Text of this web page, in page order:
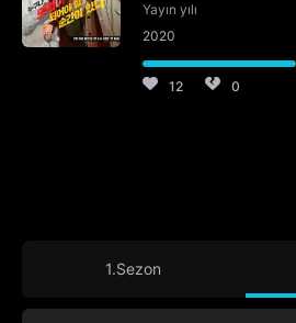
Yayın yılı
2020
12 0
1.Sezon